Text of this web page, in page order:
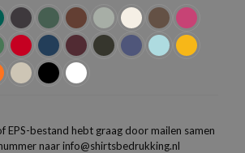
EPS-bestand hebt graag door mailen samen
naar info@shirtsbedrukking.nl